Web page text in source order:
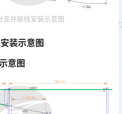
支并联线安装示意图
装示意图
意图